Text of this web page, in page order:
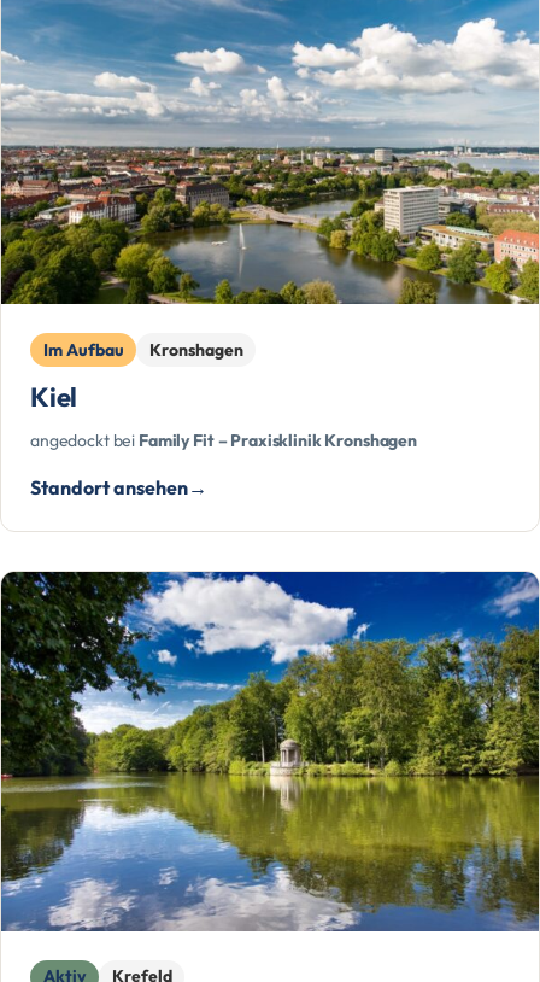
Im Aufbau Kronshagen
Kiel
angedockt bei Family Fit – Praxisklinik Kronshagen
Standort ansehen
Aktiv Krefeld